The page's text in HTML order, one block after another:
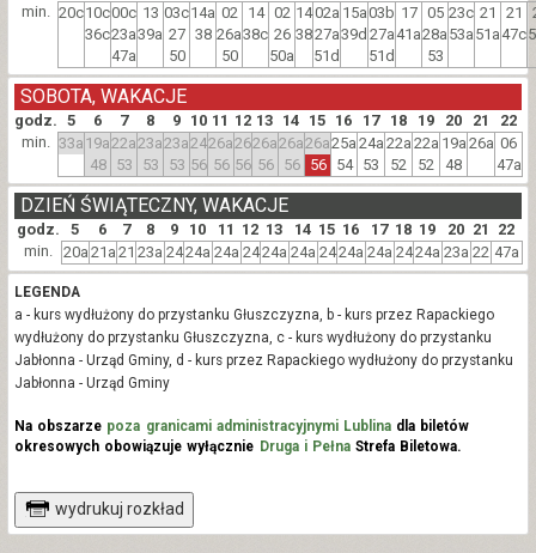
min. 20c10c
36c
00c
23a
47a
13
39a
03c
27
50
14a
38
02
26a
50
14
38c
02
26
50a
14
38
02a
27a
51d
15a
39d
03b
27a
51d
17
41a
05
28a
53
23c
53a
21
51a
21
47c
godz. 5 6 7 8 9 10 11 12 13 14 15 16 17 18 19 20 21 22
SOBOTA, WAKACJE
min. 33a 19a
48
22a
53
23a
53
23a
53
24
56
26a
56
26
56
26a
56
26a
56
26a
56
25a
54
24a
53
22a
52
22a
52
19a
48
26a 06
47a
godz. 5 6 7 8 9 10 11 12 13 14 15 16 17 18 19 20 21 22
DZIEŃ ŚWIĄTECZNY, WAKACJE
min. 20a 21a 21 23a 2424a 24a 2424a 24a 2424a 24a 2424a 23a 22 47a
LEGENDA
a - kurs wydłużony do przystanku Głuszczyzna, b - kurs przez Rapackiego
wydłużony do przystanku Głuszczyzna, c - kurs wydłużony do przystanku
Jabłonna - Urząd Gminy, d - kurs przez Rapackiego wydłużony do przystanku
Jabłonna - Urząd Gminy
Na obszarze poza granicami administracyjnymi Lublinadla biletów
okresowych obowiązuje wyłącznie Druga i PełnaStrefa Biletowa.
wydrukuj rozkład